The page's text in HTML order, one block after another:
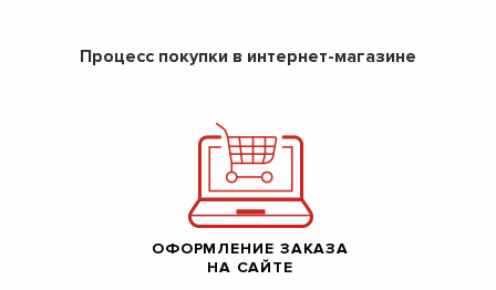
Процесс покупки в интернет-магазине
ОФОРМЛЕНИЕ ЗАКАЗА
НА САЙТЕ